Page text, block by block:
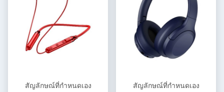
สัญลักษณ์ที่กําหนดเอง
สัญลักษณ์ที่กําหนดเอง